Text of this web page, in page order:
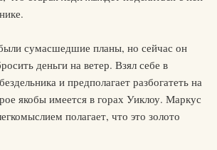
сумасшедшие планы, но сейчас он
деньги на ветер. Взял себе в
и предполагает разбогатеть на
якобы имеется в горах Уиклоу. Маркус
полагает, что это золото